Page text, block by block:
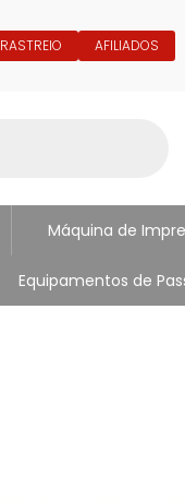
RASTREIO AFILIADOS
Máquina de
Equipamentos de